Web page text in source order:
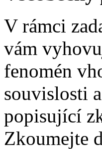
V rámci
vám
fenomén
souvislosti
popisující
Zkoumejte